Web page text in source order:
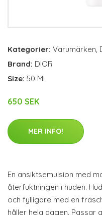
Kategorier: Varumärken,
Brand: DIOR
Size: 50 ML
650 SEK
MER INFO!
En ansiktsemulsion med
återfuktningen i huden.
och fylligare med en
håller hela dagen. Passar